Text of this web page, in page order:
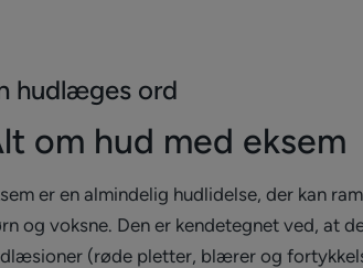
hudlæges ord
om hud med eksem
er en almindelig hudlidelse, der kan
og voksne. Den er kendetegnet ved, at
(røde pletter, blærer og